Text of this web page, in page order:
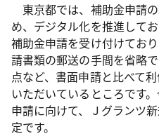
東京都では、補助金申請
め、デジタル化を推進して
補助金申請を受け付けてお
請書類の郵送の手間を省略
点など、書面申請と比べて
いただいているところです
申請に向けて、Ｊグランツ
定です。